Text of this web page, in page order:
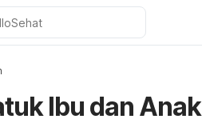
Ibu dan Anak